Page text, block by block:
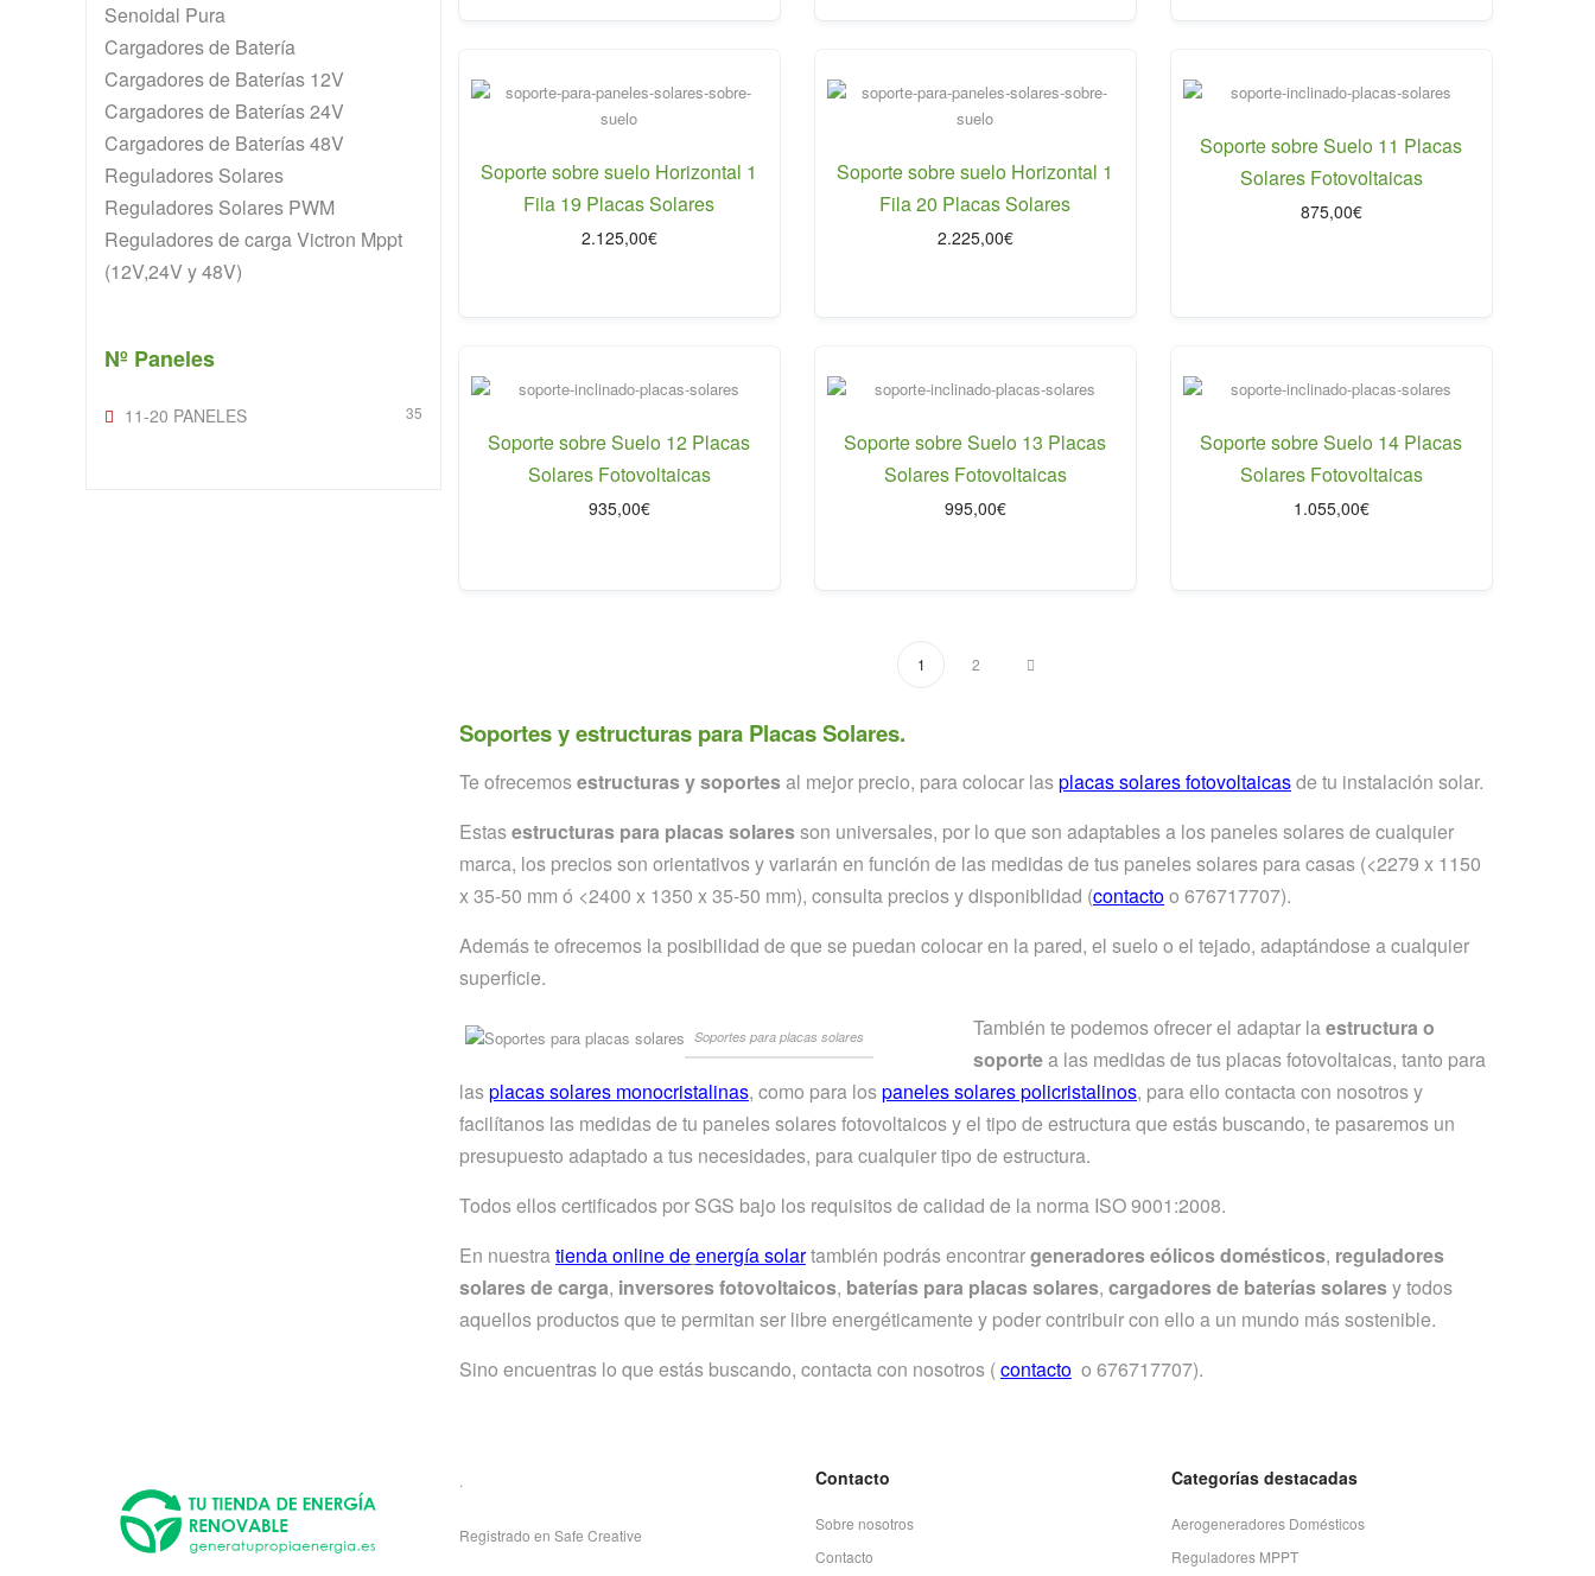
Soporte sobre suelo Horizontal 1
Fila 19 Placas Solares
2.125,00€
Soporte sobre suelo Horizontal 1
Fila 20 Placas Solares
2.225,00€
Soporte sobre Suelo 11 Placas
Solares Fotovoltaicas
875,00€
Soporte sobre Suelo 12 Placas
Solares Fotovoltaicas
935,00€
Soporte sobre Suelo 13 Placas
Solares Fotovoltaicas
995,00€
Soporte sobre Suelo 14 Placas
Solares Fotovoltaicas
1.055,00€
1 2
Soportes y estructuras para Placas Solares.
Te ofrecemosestructuras y soportesal mejor precio, para colocar lasplacas solares fotovoltaicasde tu instalación solar.
Estasestructuras para placas solaresson universales, por lo que son adaptables a los paneles solares de cualquier
marca, los precios son orientativos y variarán en función de las medidas de tus paneles solares para casas (<2279 x 1150
x 35-50 mm ó <2400 x 1350 x 35-50 mm), consulta precios y disponiblidad (contactoo 676717707).
Además te ofrecemos la posibilidad de que se puedan colocar en la pared, el suelo o el tejado, adaptándose a cualquier
superficie.
Soportes para placas solares También te podemos ofrecer el adaptar laestructura o
soportea las medidas de tus placas fotovoltaicas, tanto para
lasplacas solares monocristalinas, como para lospaneles solares policristalinos, para ello contacta con nosotros y
facilítanos las medidas de tu paneles solares fotovoltaicos y el tipo de estructura que estás buscando, te pasaremos un
presupuesto adaptado a tus necesidades, para cualquier tipo de estructura.
Todos ellos certificados por SGS bajo los requisitos de calidad de la norma ISO 9001:2008.
En nuestratienda online deenergía solartambién podrás encontrargeneradores eólicos domésticos, reguladores
solares de carga, inversores fotovoltaicos, baterías para placas solares, cargadores de baterías solaresy todos
aquellos productos que te permitan ser libre energéticamente y poder contribuir con ello a un mundo más sostenible.
Sino encuentras lo que estás buscando, contacta con nosotros (contacto o 676717707).
Senoidal Pura
Cargadores de Batería
Cargadores de Baterías 12V
Cargadores de Baterías 24V
Cargadores de Baterías 48V
Reguladores Solares
Reguladores Solares PWM
Reguladores de carga Victron Mppt
(12V,24V y 48V)
Nº Paneles
11-20 PANELES 35
.
Registrado en Safe Creative
Contacto
Sobre nosotros
Contacto
Categorías destacadas
Aerogeneradores Domésticos
Reguladores MPPT